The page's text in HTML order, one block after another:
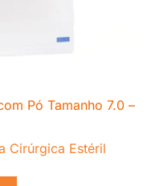
Pó Tamanho 7.0 –
Cirúrgica Estéril